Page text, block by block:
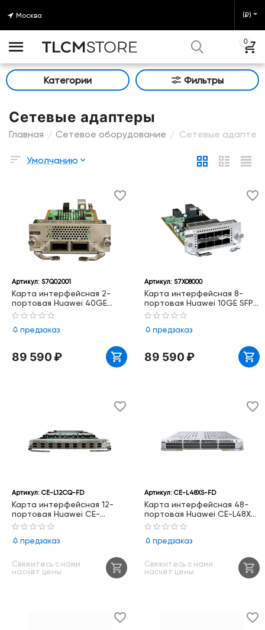
Москва (₽)
0
Категории Фильтры
Сетевые адаптеры
Главная / Сетевое оборудование / Сетевые
Умолчанию
Артикул: S7Q02001
Карта интерфейсная 2-
портовая Huawei 40GE
QSFP+ S7Q02001
предзаказ
89 590₽
Артикул: S7X08000
Карта интерфейсная 8-
портовая Huawei 10GE SFP+
S7X08000
предзаказ
89 590₽
Артикул: CE-L12CQ-FD
Карта интерфейсная 12-
портовая Huawei CE-
L12CQ-FD 12-Port-100GE
Interface Card (FD,QSFP28)
03023XHP
предзаказ
Свяжитесь с нами
насчёт цены
Артикул: CE-L48XS-FD
Карта интерфейсная 48-
портовая Huawei CE-L48XS-
FD 48-Port-10GE Interface
Card(FD,SFP+) 03023XKA
предзаказ
Свяжитесь с нами
насчёт цены